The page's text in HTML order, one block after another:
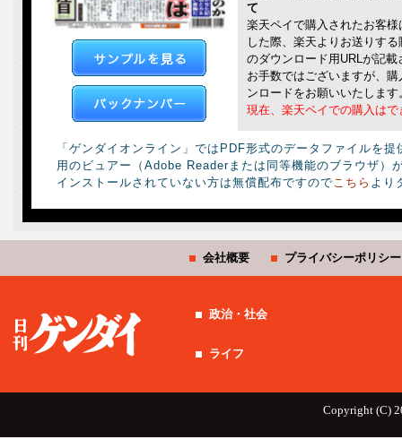
て
楽天ペイで購入されたお客
した際、楽天よりお送りす
のダウンロード用URLが記載
お手数ではございますが、
ンロードをお願いいたします
現在、楽天ペイでの購入はで
「ゲンダイオンライン」ではPDF形式のデータファイルを
用のビュアー（Adobe Readerまたは同等機能のブラウザ）
インストールされていない方は無償配布ですのでこちら より
会社概要 プライバシーポリシー
政治・社会
ライフ
Copyright (C)